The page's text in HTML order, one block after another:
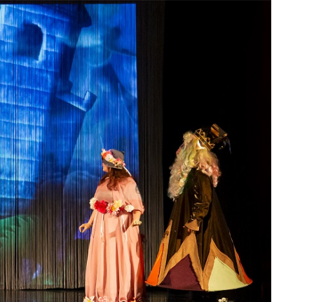
Oltre le Big Tech –
Workshop a EuroPCom
3 Giugno 2026